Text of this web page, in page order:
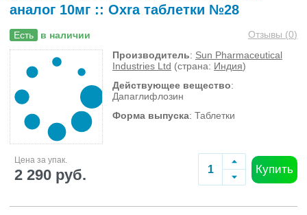
аналог 10мг :: Oxra таблетки №28
Есть в наличии Отзывы (0)
Производитель: Sun Pharmaceutical
Industries Ltd (страна: Индия)
Действующее вещество:
Дапаглифлозин
Форма выпуска: Таблетки
Цена за упак.
2 290 руб. Купить